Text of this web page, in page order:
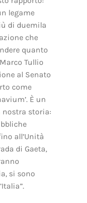
legame
di duemila
che
quanto
Tullio
al Senato
come
È un
nostra storia:
all’Unità
di Gaeta,
si sono